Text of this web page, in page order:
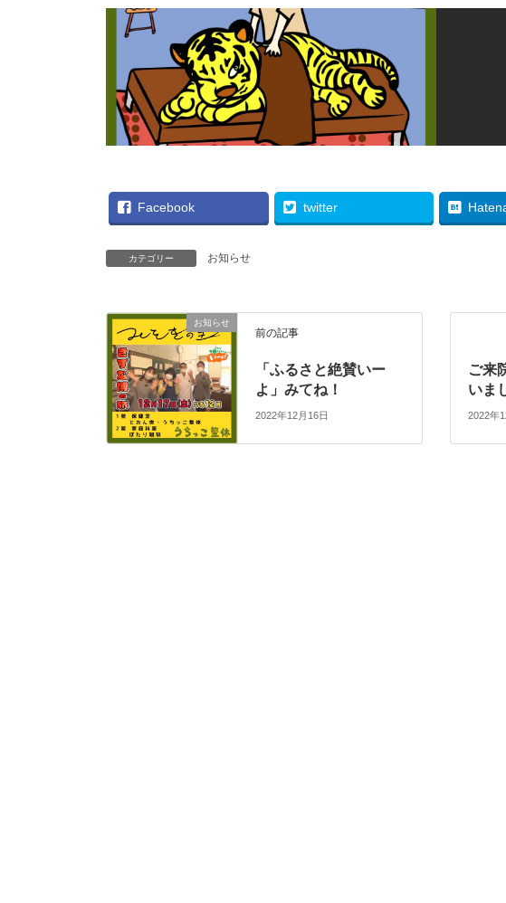
Facebook twitter
カテゴリー お知らせ
お知らせ
前の記事
「ふるさと絶賛いー
よ」みてね！
2022年12月16日
ご来
いま
2022年